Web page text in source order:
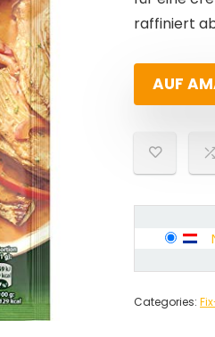
raffiniert
AUF
Categories: